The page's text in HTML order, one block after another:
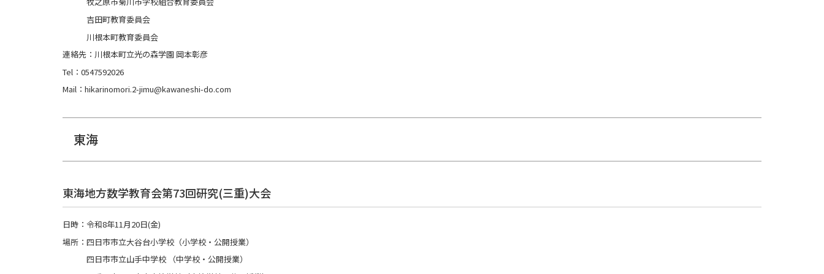
吉田町教育委員会
川根本町教育委員会
連絡先：川根本町立光の森学園 岡本彰彦
Tel：0547592026
Mail：hikarinomori.2-jimu@kawaneshi-do.com
東海
東海地方数学教育会第73回研究(三重)大会
日時：令和8年11月20日(金)
場所：四日市市立大谷台小学校（小学校・公開授業）
四日市市立山手中学校 （中学校・公開授業）